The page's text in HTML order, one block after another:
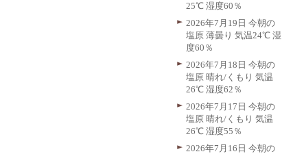
25℃ 湿度60％
2026年7月19日 今朝の
塩原 薄曇り 気温24℃ 湿
度60％
2026年7月18日 今朝の
塩原 晴れ/くもり 気温
26℃ 湿度62％
2026年7月17日 今朝の
塩原 晴れ/くもり 気温
26℃ 湿度55％
2026年7月16日 今朝の